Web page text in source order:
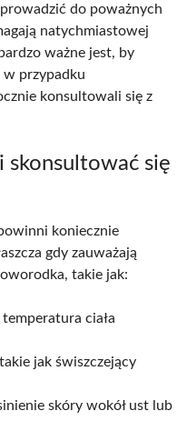
do poważnych
natychmiastowej
ważne jest, by
w przypadku
konsultowali się z
skonsultować się
koniecznie
gdy zauważają
takie jak:
ciała
jak świszczejący
skóry wokół ust lub